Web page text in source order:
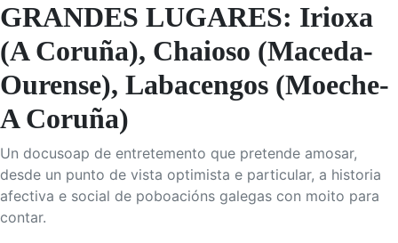
GRANDES LUGARES: Irioxa
(A Coruña), Chaioso (Maceda-
Ourense), Labacengos (Moeche-
A Coruña)
Un docusoap de entretemento que pretende amosar,
desde un punto de vista optimista e particular, a historia
afectiva e social de poboacións galegas con moito para
contar.